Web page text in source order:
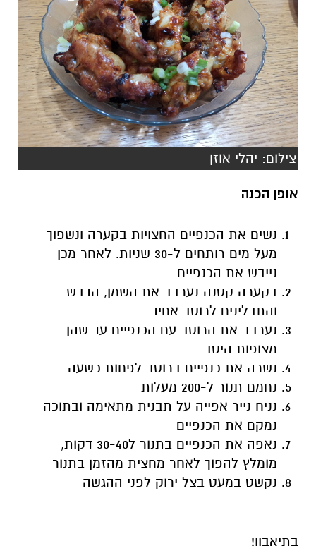
צילום: יהלי אוזן
אופן הכנה
נשים את הכנפיים החצויות בקערה ונשפוך
מעל מים רותחים ל-30 שניות. לאחר מכן
נייבש את הכנפיים
בקערה קטנה נערבב את השמן, הדבש
והתבלינים לרוטב אחיד
נערבב את הרוטב עם הכנפיים עד שהן
מצופות היטב
נשרה את כנפיים ברוטב לפחות כשעה
נחמם תנור ל-200 מעלות
נניח נייר אפייה על תבנית מתאימה ובתוכה
נמקם את הכנפיים
נאפה את הכנפיים בתנור ל30-40 דקות,
מומלץ להפוך לאחר מחצית מהזמן בתנור
נקשט במעט בצל ירוק לפני ההגשה
בתיאבון!